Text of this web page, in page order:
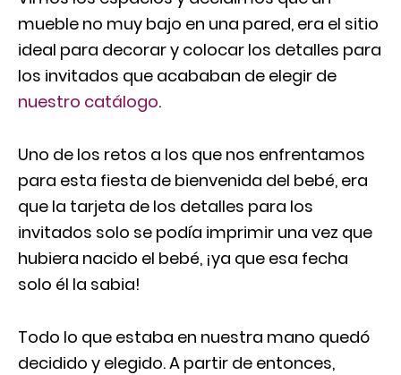
mueble no muy bajo en una pared, era el sitio
ideal para decorar y colocar los detalles para
los invitados que acababan de elegir de
nuestro catálogo.
Uno de los retos a los que nos enfrentamos
para esta fiesta de bienvenida del bebé, era
que la tarjeta de los detalles para los
invitados solo se podía imprimir una vez que
hubiera nacido el bebé, ¡ya que esa fecha
solo él la sabia!
Todo lo que estaba en nuestra mano quedó
decidido y elegido. A partir de entonces,